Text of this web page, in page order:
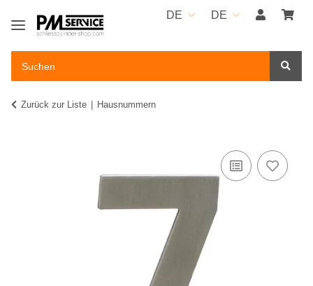
DE DE
Zurück zur Liste Hausnummern